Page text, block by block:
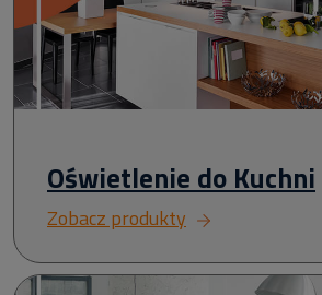
Oświetlenie do Kuchni
Zobacz produkty